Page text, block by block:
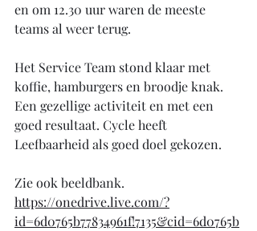
en om 12.30 uur waren de meeste
teams al weer terug.
Het Service Team stond klaar met
koffie, hamburgers en broodje knak.
Een gezellige activiteit en met een
goed resultaat. Cycle heeft
Leefbaarheid als goed doel gekozen.
Zie ook beeldbank.
https://onedrive.live.com/?
id=6d0765b77834961f!7135&cid=6d0765b